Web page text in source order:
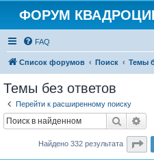
ФОРУМ
FAQ
Список форумов Поиск Темы
Темы без ответов
Перейти к расширенному поиску
Поиск
Найдено 332 результата